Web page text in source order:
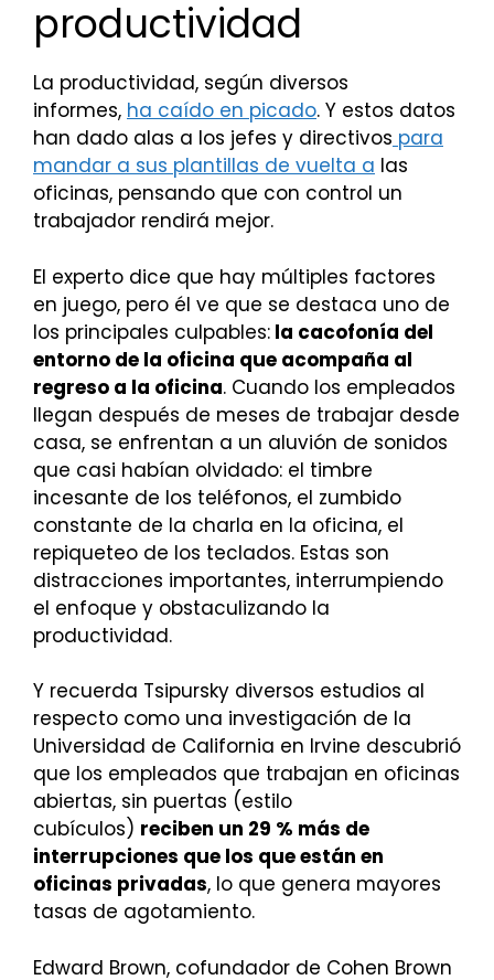
productividad
La productividad, según diversos
informes, ha caído en picado. Y estos datos
han dado alas a los jefes y directivos para
mandar a sus plantillas de vuelta a las
oficinas, pensando que con control un
trabajador rendirá mejor.
El experto dice que hay múltiples factores
en juego, pero él ve que se destaca uno de
los principales culpables: la cacofonía del
entorno de la oficina que acompaña al
regreso a la oficina. Cuando los empleados
llegan después de meses de trabajar desde
casa, se enfrentan a un aluvión de sonidos
que casi habían olvidado: el timbre
incesante de los teléfonos, el zumbido
constante de la charla en la oficina, el
repiqueteo de los teclados. Estas son
distracciones importantes, interrumpiendo
el enfoque y obstaculizando la
productividad.
Y recuerda Tsipursky diversos estudios al
respecto como una investigación de la
Universidad de California en Irvine descubrió
que los empleados que trabajan en oficinas
abiertas, sin puertas (estilo
cubículos) reciben un 29 % más de
interrupciones que los que están en
oficinas privadas, lo que genera mayores
tasas de agotamiento.
Edward Brown, cofundador de Cohen Brown